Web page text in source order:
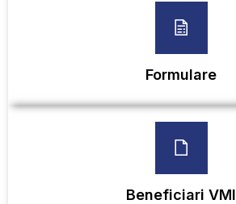
Formulare
Beneficiari VMI